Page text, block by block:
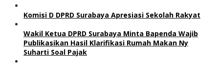
Komisi D DPRD Surabaya Apresiasi Sekolah Rakyat
Wakil Ketua DPRD Surabaya Minta Bapenda Wajib
Publikasikan Hasil Klarifikasi Rumah Makan Ny
Suharti Soal Pajak